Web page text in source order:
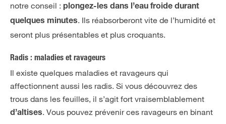
notre conseil : plongez-les dans l’eau froide durant
quelques minutes. Ils réabsorberont vite de l’humidité et
seront plus présentables et plus croquants.
Radis : maladies et ravageurs
Il existe quelques maladies et ravageurs qui
affectionnent aussi les radis. Si vous découvrez des
trous dans les feuilles, il s’agit fort vraisemblablement
d’altises. Vous pouvez prévenir ces ravageurs en binant